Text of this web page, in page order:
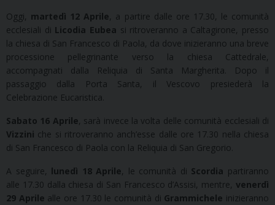
Oggi, martedì 12 Aprile, a partire dalle ore 17.30, le comunità
ecclesiali di Licodia Eubea si ritroveranno a Caltagirone, presso
la chiesa di San Francesco di Paola, da dove inizieranno una breve
processione pellegrinante verso la chiesa Cattedrale,
accompagnati dalla Reliquia di Santa Margherita. Dopo il
passaggio dalla Porta Santa, il Vescovo presiederà la
Celebrazione Eucaristica.
Sabato 16 Aprile, sarà invece la volta delle comunità ecclesiali di
Vizzini che si ritroveranno anch’esse dalle ore 17.30 nella chiesa
di San Francesco di Paola con la Reliquia di San Gregorio.
A seguire, lunedì 18 Aprile, le comunità di Scordia partiranno
alle 17.30 dalla chiesa di San Francesco d’Assisi, mentre, venerdì
29 Aprile alle ore 17.30 le comunità di Grammichele inizieranno